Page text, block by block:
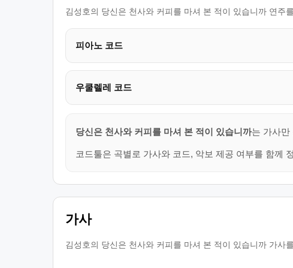
김성호의 당신은 천사와 커피를 마셔 본 적이 있습니까 연주
피아노 코드
우쿨렐레 코드
당신은 천사와 커피를 마셔 본 적이 있습니까는 가사만
코드툴은 곡별로 가사와 코드, 악보 제공 여부를 함께
가사
김성호의 당신은 천사와 커피를 마셔 본 적이 있습니까 가사